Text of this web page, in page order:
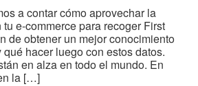
a contar cómo aprovechar la
e-commerce para recoger First
de obtener un mejor conocimiento
hacer luego con estos datos.
en alza en todo el mundo. En
la […]